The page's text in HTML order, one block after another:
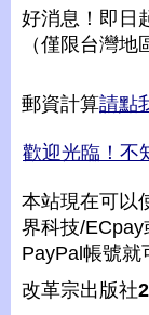
好消息！即日
（僅限台灣地
郵資計算請點
歡迎光臨！不
本站現在可以
界科技/
PayPal帳號就
改革宗出版社